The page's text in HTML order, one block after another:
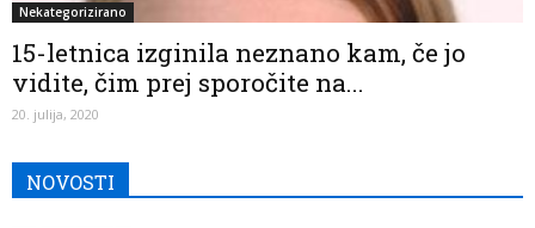
Nekategorizirano
15-letnica izginila neznano kam, če jo
vidite, čim prej sporočite na...
20. julija, 2020
NOVOSTI